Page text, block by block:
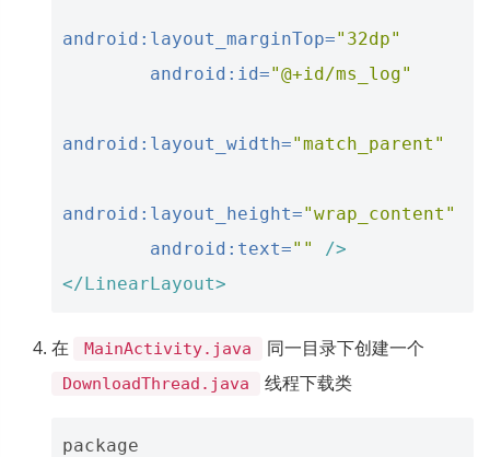
android:layout_marginTop="32dp"
android:id="@+id/ms_log"
android:layout_width="match_parent"
android:layout_height="wrap_content"
android:text=""
/>
</LinearLayout>
在 MainActivity.java 同一目录下创建一个
DownloadThread.java 线程下载类
package